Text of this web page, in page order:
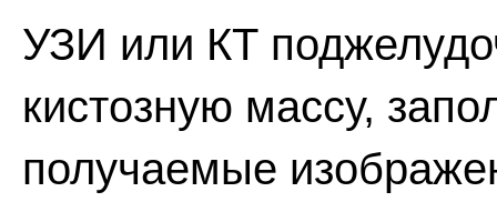
УЗИ или КТ
кистозную массу,
получаемые